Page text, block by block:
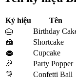
Ký hiệu Tên
🎂
Birthday
🍰
Shortcake
🧁
Cupcake
🎉
Party Popper
🎊
Confetti Ball